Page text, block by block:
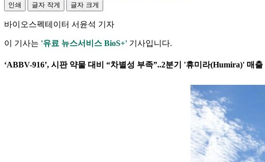
인쇄 글자 작게 글자 크게
바이오스펙테이터 서윤석 기자
이 기사는 '유료 뉴스서비스 BioS+' 기사입니다.
‘ABBV-916’, 시판 약물 대비 “차별성 부족”..2분기 '휴미라(Humira)' 매